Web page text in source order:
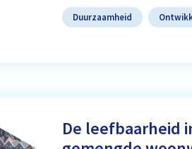
Duurzaamheid
De leefbaarheid